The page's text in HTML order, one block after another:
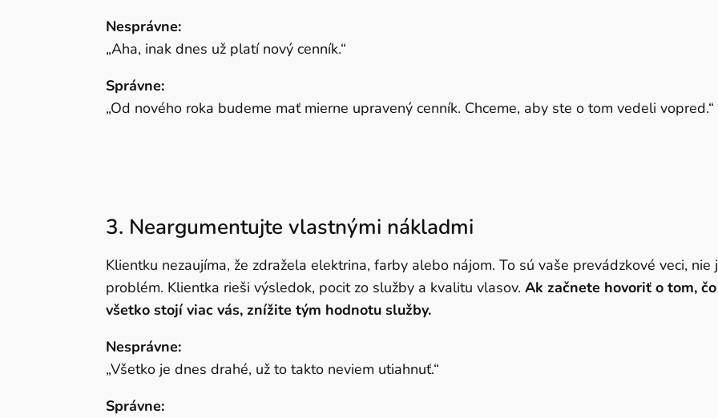
Nesprávne:
„Aha, inak dnes už platí nový cenník.“
Správne:
„Od nového roka budeme mať mierne upravený cenník. Chceme, aby ste o tom vedeli vopred.“
3. Neargumentujte vlastnými nákladmi
Klientku nezaujíma, že zdražela elektrina, farby alebo nájom. To sú vaše prevádzkové veci, nie
problém. Klientka rieši výsledok, pocit zo služby a kvalitu vlasov. Ak začnete hovoriť o tom, čo
všetko stojí viac vás, znížite tým hodnotu služby.
Nesprávne:
„Všetko je dnes drahé, už to takto neviem utiahnuť.“
Správne: